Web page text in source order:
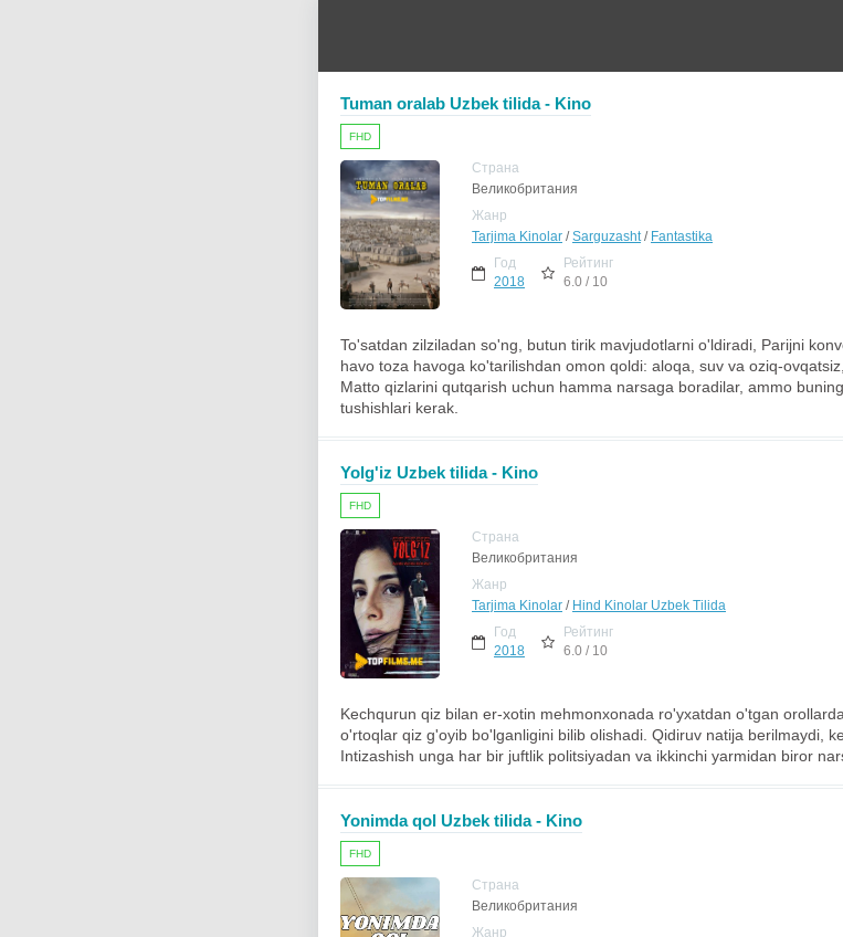
Tuman oralab Uzbek tilida - Kino
FHD
Страна
Великобритания
Жанр
Tarjima Kinolar /Sarguzasht/ Fantastika
Год
2018
Рейтинг
6.0 / 10
To'satdan zilziladan so'ng, butun tirik mavjudotlarni o'ldiradi, Parijni
havo toza havoga ko'tarilishdan omon qoldi: aloqa, suv va oziq-
Matto qizlarini qutqarish uchun hamma narsaga boradilar, ammo
tushishlari kerak.
Yolg'iz Uzbek tilida - Kino
FHD
Страна
Великобритания
Жанр
Tarjima Kinolar / Hind Kinolar Uzbek Tilida
Год
2018
Рейтинг
6.0 / 10
Kechqurun qiz bilan er-xotin mehmonxonada ro'yxatdan o'tgan
o'rtoqlar qiz g'oyib bo'lganligini bilib olishadi. Qidiruv natija berilmaydi,
Intizashish unga har bir juftlik politsiyadan va ikkinchi yarmidan biror
Yonimda qol Uzbek tilida - Kino
FHD
Страна
Великобритания
Жанр